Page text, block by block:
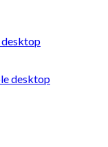
desktop